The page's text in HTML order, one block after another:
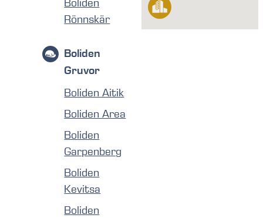
Rönnskär
Boliden
Gruvor
Boliden Aitik
Boliden Area
Boliden
Garpenberg
Boliden
Kevitsa
Boliden